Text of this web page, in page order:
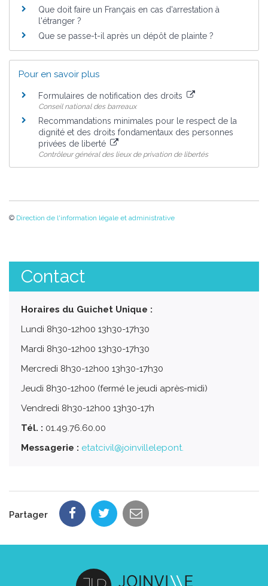
Que doit faire un Français en cas d'arrestation à
l'étranger ?
Que se passe-t-il après un dépôt de plainte ?
Pour en savoir plus
Formulaires de notification des droits
Conseil national des barreaux
Recommandations minimales pour le respect de la
dignité et des droits fondamentaux des personnes
privées de liberté
Contrôleur général des lieux de privation de libertés
© Direction de l'information légale et administrative
Contact
Horaires du Guichet Unique :
Lundi 8h30-12h00 13h30-17h30
Mardi 8h30-12h00 13h30-17h30
Mercredi 8h30-12h00 13h30-17h30
Jeudi 8h30-12h00 (fermé le jeudi après-midi)
Vendredi 8h30-12h00 13h30-17h
Tél. : 01.49.76.60.00
Messagerie : etatcivil@joinvillelepont.
Partager